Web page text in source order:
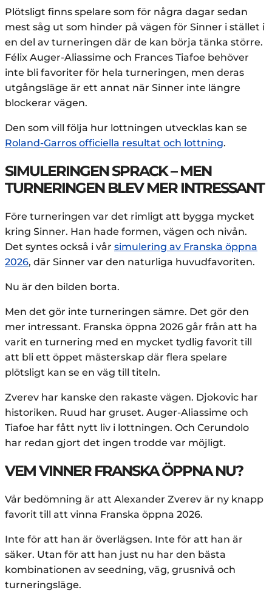
Plötsligt finns spelare som för några dagar sedan
mest såg ut som hinder på vägen för Sinner i stället i
en del av turneringen där de kan börja tänka större.
Félix Auger-Aliassime och Frances Tiafoe behöver
inte bli favoriter för hela turneringen, men deras
utgångsläge är ett annat när Sinner inte längre
blockerar vägen.
Den som vill följa hur lottningen utvecklas kan se
Roland-Garros officiella resultat och lottning.
SIMULERINGEN SPRACK – MEN
TURNERINGEN BLEV MER INTRESSANT
Före turneringen var det rimligt att bygga mycket
kring Sinner. Han hade formen, vägen och nivån.
Det syntes också i vår simulering av Franska öppna
2026, där Sinner var den naturliga huvudfavoriten.
Nu är den bilden borta.
Men det gör inte turneringen sämre. Det gör den
mer intressant. Franska öppna 2026 går från att ha
varit en turnering med en mycket tydlig favorit till
att bli ett öppet mästerskap där flera spelare
plötsligt kan se en väg till titeln.
Zverev har kanske den rakaste vägen. Djokovic har
historiken. Ruud har gruset. Auger-Aliassime och
Tiafoe har fått nytt liv i lottningen. Och Cerundolo
har redan gjort det ingen trodde var möjligt.
VEM VINNER FRANSKA ÖPPNA NU?
Vår bedömning är att Alexander Zverev är ny knapp
favorit till att vinna Franska öppna 2026.
Inte för att han är överlägsen. Inte för att han är
säker. Utan för att han just nu har den bästa
kombinationen av seedning, väg, grusnivå och
turneringsläge.